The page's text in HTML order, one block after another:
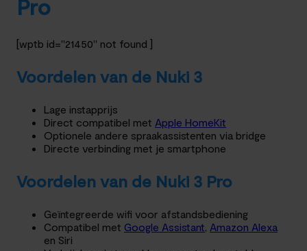
Pro
[wptb id="21450" not found ]
Voordelen van de Nuki 3
Lage instapprijs
Direct compatibel met Apple HomeKit
Optionele andere spraakassistenten via bridge
Directe verbinding met je smartphone
Voordelen van de Nuki 3 Pro
Geïntegreerde wifi voor afstandsbediening
Compatibel met Google Assistant, Amazon Alexa
en Siri